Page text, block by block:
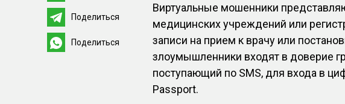
Поделиться
Поделиться
Виртуальные мошенники
медицинских учреждений или
записи на прием к врачу или
злоумышленники входят в доверие
поступающий по SMS, для входа в
Passport.